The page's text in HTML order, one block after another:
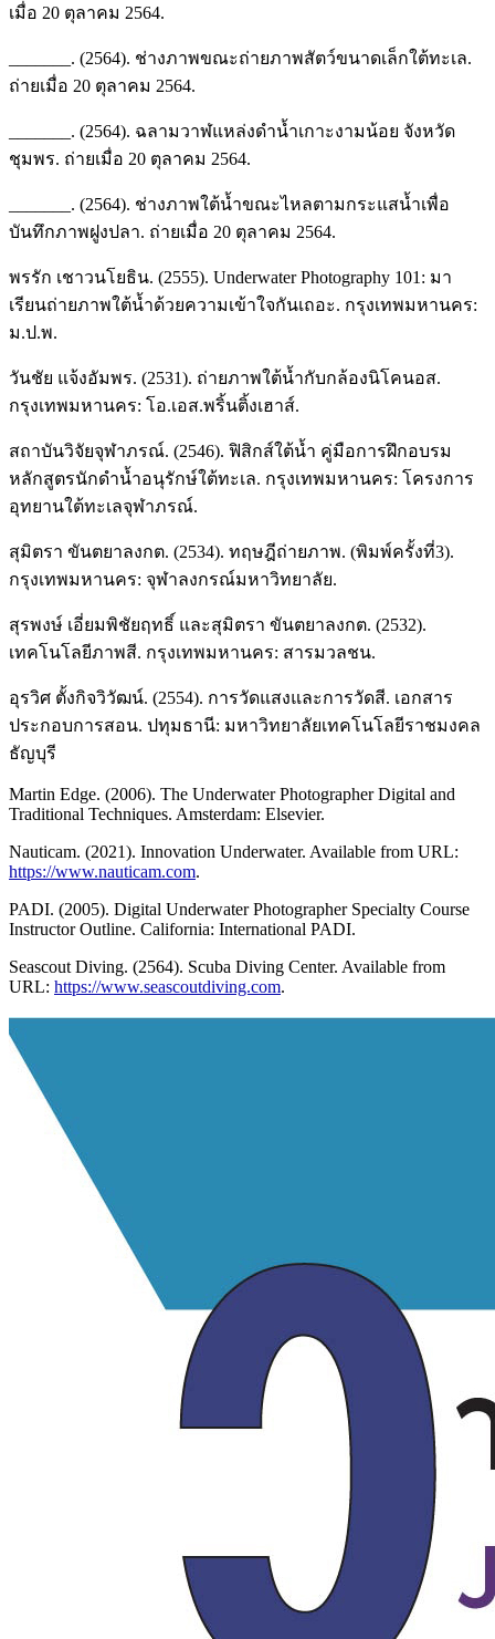
เมื่อ 20 ตุลาคม 2564.
_______. (2564). ช่างภาพขณะถ่ายภาพสัตว์ขนาดเล็กใต้ทะเล.
ถ่ายเมื่อ 20 ตุลาคม 2564.
_______. (2564). ฉลามวาฬแหล่งดำน้ำเกาะงามน้อย จังหวัด
ชุมพร. ถ่ายเมื่อ 20 ตุลาคม 2564.
_______. (2564). ช่างภาพใต้น้ำขณะไหลตามกระแสน้ำเพื่อ
บันทึกภาพฝูงปลา. ถ่ายเมื่อ 20 ตุลาคม 2564.
พรรัก เชาวนโยธิน. (2555). Underwater Photography 101: มา
เรียนถ่ายภาพใต้น้ำด้วยความเข้าใจกันเถอะ. กรุงเทพมหานคร:
ม.ป.พ.
วันชัย แจ้งอัมพร. (2531). ถ่ายภาพใต้น้ำกับกล้องนิโคนอส.
กรุงเทพมหานคร: โอ.เอส.พริ้นติ้งเฮาส์.
สถาบันวิจัยจุฬาภรณ์. (2546). ฟิสิกส์ใต้น้ำ คู่มือการฝึกอบรม
หลักสูตรนักดำน้ำอนุรักษ์ใต้ทะเล. กรุงเทพมหานคร: โครงการ
อุทยานใต้ทะเลจุฬาภรณ์.
สุมิตรา ขันตยาลงกต. (2534). ทฤษฎีถ่ายภาพ. (พิมพ์ครั้งที่3).
กรุงเทพมหานคร: จุฬาลงกรณ์มหาวิทยาลัย.
สุรพงษ์ เอี่ยมพิชัยฤทธิ์ และสุมิตรา ขันตยาลงกต. (2532).
เทคโนโลยีภาพสี. กรุงเทพมหานคร: สารมวลชน.
อุรวิศ ตั้งกิจวิวัฒน์. (2554). การวัดแสงและการวัดสี. เอกสาร
ประกอบการสอน. ปทุมธานี: มหาวิทยาลัยเทคโนโลยีราชมงคล
ธัญบุรี
Martin Edge. (2006). The Underwater Photographer Digital and
Traditional Techniques. Amsterdam: Elsevier.
Nauticam. (2021). Innovation Underwater. Available from URL:
https://www.nauticam.com.
PADI. (2005). Digital Underwater Photographer Specialty Course
Instructor Outline. California: International PADI.
Seascout Diving. (2564). Scuba Diving Center. Available from
URL: https://www.seascoutdiving.com.